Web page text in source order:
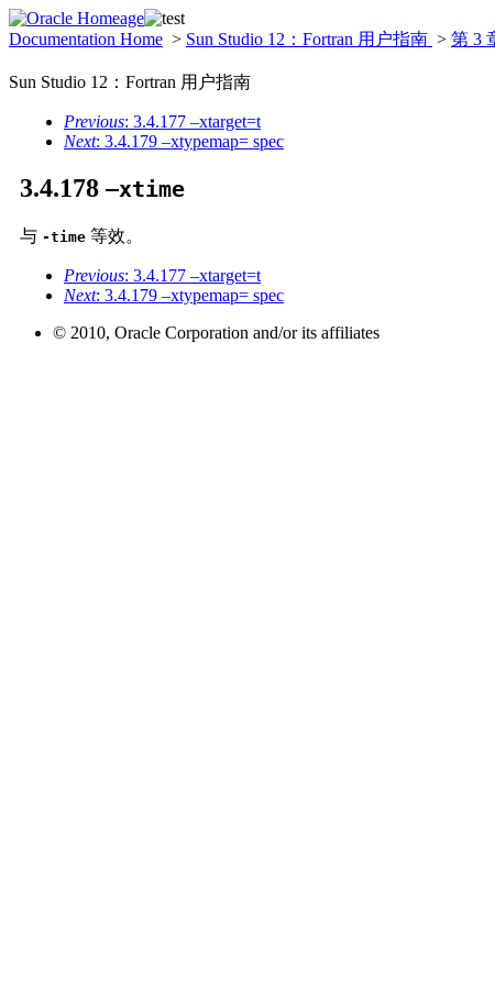
Documentation Home > Sun Studio 12：Fortran 用户指南 > 第 3
Sun Studio 12：Fortran 用户指南
Previous: 3.4.177 –xtarget=t
Next: 3.4.179 –xtypemap= spec
3.4.178 –xtime
与 -time 等效。
Previous: 3.4.177 –xtarget=t
Next: 3.4.179 –xtypemap= spec
© 2010, Oracle Corporation and/or its affiliates